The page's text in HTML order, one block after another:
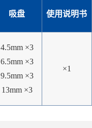
吸盘 使用说明书
4.5mm ×3
6.5mm ×3
9.5mm ×3
13mm ×3
×1